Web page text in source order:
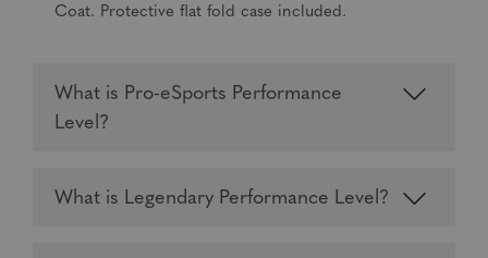
Coat. Protective flat fold case included.
What is Pro-eSports Performance
Level?
What is Legendary Performance Level?